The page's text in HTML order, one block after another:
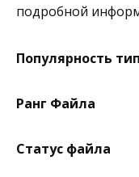
подробной
Популярность
Ранг Файла
Статус файла